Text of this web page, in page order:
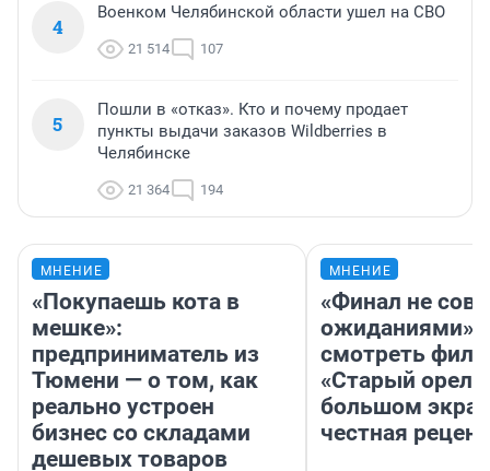
4
Военком Челябинской области ушел на СВО
21 514 107
5
Пошли в «отказ». Кто и почему продает
пункты выдачи заказов Wildberries в
Челябинске
21 364 194
МНЕНИЕ
«Покупаешь кота в
мешке»:
предприниматель из
Тюмени — о том, как
реально устроен
бизнес со складами
дешевых товаров
МНЕНИЕ
«Финал не
ожиданиями»:
смотреть
«Старый орел»
большом
честная